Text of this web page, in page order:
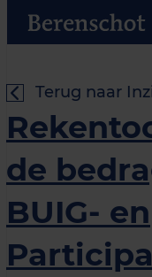
Terug naar
de
BUIG- en